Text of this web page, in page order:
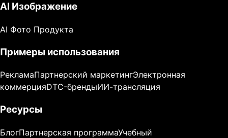
AI Изображение
AI Фото Продукта
Примеры использования
РекламаПартнерский маркетингЭлектронная
коммерцияDTC-брендыИИ-трансляция
Ресурсы
БлогПартнерская программаУчебный